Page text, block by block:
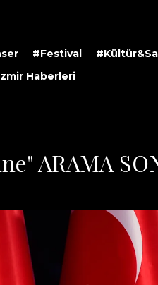
#Festival
Haberleri
ARAMA